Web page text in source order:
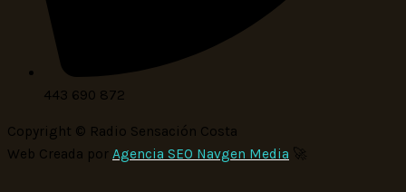
443 690 872
Copyright © Radio Sensación Costa
Web Creada por Agencia SEO Navgen Media 🚀